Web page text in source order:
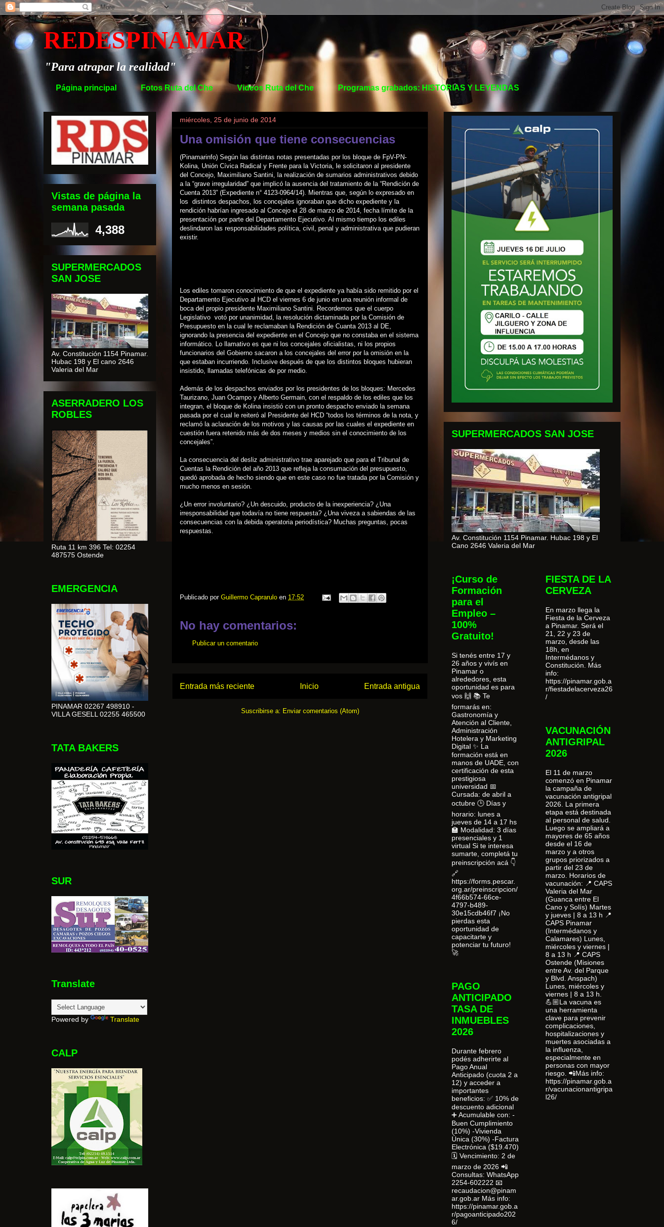
REDESPINAMAR
"Para atrapar la realidad"
Página principal Fotos Ruta del Che Videos Ruta del Che Programas grabados: HISTORIAS Y LEYENDAS
miércoles, 25 de junio de 2014
Una omisión que tiene consecuencias
(Pinamarinfo) Según las distintas notas presentadas por los bloque de FpV-PN-
Kolina, Unión Cívica Radical y Frente para la Victoria, le solicitaron al presidente
del Concejo, Maximiliano Santini, la realización de sumarios administrativos debido
a la “grave irregularidad” que implicó la ausencia del tratamiento de la “Rendición de
Cuenta 2013” (Expediente n° 4123-0964/14). Mientras que, según lo expresado en
los distintos despachos, los concejales ignoraban que dicho expediente y la
rendición habrían ingresado al Concejo el 28 de marzo de 2014, fecha límite de la
presentación por parte del Departamento Ejecutivo. Al mismo tiempo los ediles
deslindaron las responsabilidades política, civil, penal y administrativa que pudieran
existir.
Los ediles tomaron conocimiento de que el expediente ya había sido remitido por el
Departamento Ejecutivo al HCD el viernes 6 de junio en una reunión informal de
boca del propio presidente Maximiliano Santini. Recordemos que el cuerpo
Legislativo votó por unanimidad, la resolución dictaminada por la Comisión de
Presupuesto en la cual le reclamaban la Rendición de Cuanta 2013 al DE,
ignorando la presencia del expediente en el Concejo que no constaba en el sistema
informático. Lo llamativo es que ni los concejales oficialistas, ni los propios
funcionarios del Gobierno sacaron a los concejales del error por la omisión en la
que estaban incurriendo. Inclusive después de que los distintos bloques hubieran
insistido, llamadas telefónicas de por medio.
Además de los despachos enviados por los presidentes de los bloques: Mercedes
Taurizano, Juan Ocampo y Alberto Germain, con el respaldo de los ediles que los
integran, el bloque de Kolina insistió con un pronto despacho enviado la semana
pasada por el cual le reiteró al Presidente del HCD “todos los términos de la nota, y
reclamó la aclaración de los motivos y las causas por las cuales el expediente en
cuestión fuera retenido más de dos meses y medios sin el conocimiento de los
concejales”.
La consecuencia del desliz administrativo trae aparejado que para el Tribunal de
Cuentas la Rendición del año 2013 que refleja la consumación del presupuesto,
quedó aprobada de hecho siendo que en este caso no fue tratada por la Comisión y
mucho menos en sesión.
¿Un error involuntario? ¿Un descuido, producto de la inexperiencia? ¿Una
irresponsabilidad que todavía no tiene respuesta? ¿Una viveza a sabiendas de las
consecuencias con la debida operatoria periodística? Muchas preguntas, pocas
respuestas.
Publicado por Guillermo Caprarulo en 17:52
No hay comentarios:
Publicar un comentario
Entrada más reciente Entrada antigua
Inicio
Suscribirse a: Enviar comentarios (Atom)
Vistas de página la
semana pasada
4,388
SUPERMERCADOS
SAN JOSE
Av. Constitución 1154 Pinamar.
Hubac 198 y El cano 2646
Valeria del Mar
ASERRADERO LOS
ROBLES
Ruta 11 km 396 Tel: 02254
487575 Ostende
EMERGENCIA
PINAMAR 02267 498910 -
VILLA GESELL 02255 465500
TATA BAKERS
SUR
Translate
Powered by Translate
CALP
SUPERMERCADOS SAN JOSE
Av. Constitución 1154 Pinamar. Hubac 198 y El
Cano 2646 Valeria del Mar
¡Curso de
Formación
para el
Empleo –
100%
Gratuito!
Si tenés entre 17 y
26 años y vivís en
Pinamar o
alrededores, esta
oportunidad es para
vos 🙌 📚 Te
formarás en:
Gastronomía y
Atención al Cliente,
Administración
Hotelera y Marketing
Digital ✨ La
formación está en
manos de UADE, con
certificación de esta
prestigiosa
universidad 📅
Cursada: de abril a
octubre 🕒 Días y
horario: lunes a
jueves de 14 a 17 hs
🏫 Modalidad: 3 días
presenciales y 1
virtual Si te interesa
sumarte, completá tu
preinscripción acá 👇
🔗
https://forms.pescar.
org.ar/preinscripcion/
4f66b574-66ce-
4797-b489-
30e15cdb46f7 ¡No
pierdas esta
oportunidad de
capacitarte y
potenciar tu futuro!
🚀
PAGO
ANTICIPADO
TASA DE
INMUEBLES
2026
Durante febrero
podés adherirte al
Pago Anual
Anticipado (cuota 2 a
12) y acceder a
importantes
beneficios: ✅ 10% de
descuento adicional
➕ Acumulable con: -
Buen Cumplimiento
(10%) -Vivienda
Única (30%) -Factura
Electrónica ($19.470)
🗓 Vencimiento: 2 de
marzo de 2026 📲
Consultas: WhatsApp
2254-602222 📧
recaudacion@pinam
ar.gob.ar Más info:
https://pinamar.gob.a
r/pagoanticipado202
6/
FIESTA DE LA
CERVEZA
En marzo llega la
Fiesta de la Cerveza
a Pinamar. Será el
21, 22 y 23 de
marzo, desde las
18h, en
Intermédanos y
Constitución. Más
info:
https://pinamar.gob.a
r/fiestadelacerveza26
/
VACUNACIÓN
ANTIGRIPAL
2026
El 11 de marzo
comenzó en Pinamar
la campaña de
vacunación antigripal
2026. La primera
etapa está destinada
al personal de salud.
Luego se ampliará a
mayores de 65 años
desde el 16 de
marzo y a otros
grupos priorizados a
partir del 23 de
marzo. Horarios de
vacunación: 📍 CAPS
Valeria del Mar
(Guanca entre El
Cano y Solís) Martes
y jueves | 8 a 13 h 📍
CAPS Pinamar
(Intermédanos y
Calamares) Lunes,
miércoles y viernes |
8 a 13 h 📍 CAPS
Ostende (Misiones
entre Av. del Parque
y Blvd. Anspach)
Lunes, miércoles y
viernes | 8 a 13 h.
💪🏼La vacuna es
una herramienta
clave para prevenir
complicaciones,
hospitalizaciones y
muertes asociadas a
la influenza,
especialmente en
personas con mayor
riesgo. 📲Más info:
https://pinamar.gob.a
r/vacunacionantigripa
l26/